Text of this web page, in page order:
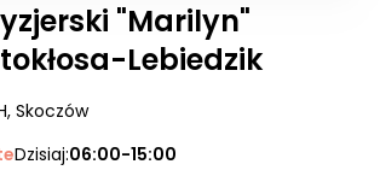
"Marilyn"
Lebiedzik
, Skoczów
Dzisiaj:06:00-15:00